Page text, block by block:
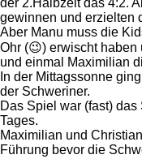
der 2.Halbzeit das 4:2.
gewinnen und erzielten
Aber Manu muss die
Ohr (😉) erwischt
und einmal Maximilian
In der Mittagssonne
der Schweriner.
Das Spiel war (fast)
Tages.
Maximilian und
Führung bevor die